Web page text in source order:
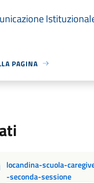
PAGINA
locandina-scuola-
-seconda-sessione